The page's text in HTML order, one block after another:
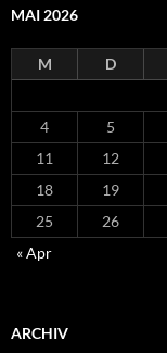
MAI 2026
M D
4
5
11
12
18
19
25
26
« Apr
ARCHIV